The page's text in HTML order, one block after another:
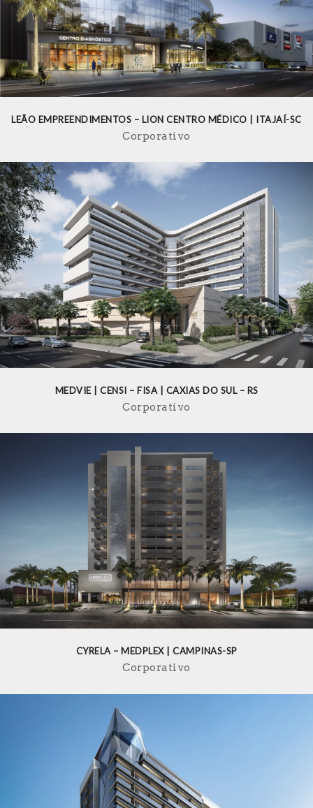
LEÃO EMPREENDIMENTOS – LION CENTRO MÉDICO | ITAJAÍ-SC
Corporativo
MEDVIE | CENSI – FISA | CAXIAS DO SUL – RS
Corporativo
CYRELA – MEDPLEX | CAMPINAS-SP
Corporativo